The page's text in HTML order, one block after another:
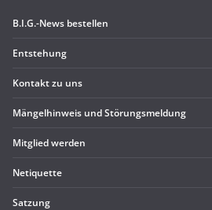
B.I.G.-News bestel­len
Ent­ste­hung
Kon­takt zu uns
Män­gel­hin­weis und Störungsmeldung
Mit­glied werden
Neti­quette
Sat­zung